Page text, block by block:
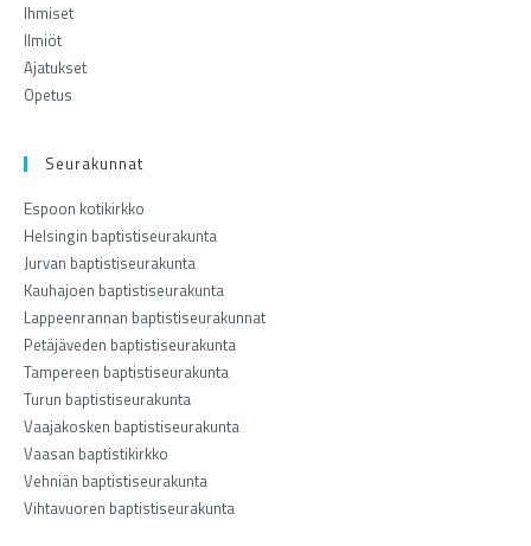
Ihmiset
Ilmiöt
Ajatukset
Opetus
Seurakunnat
Espoon kotikirkko
Helsingin baptistiseurakunta
Jurvan baptistiseurakunta
Kauhajoen baptistiseurakunta
Lappeenrannan baptistiseurakunnat
Petäjäveden baptistiseurakunta
Tampereen baptistiseurakunta
Turun baptistiseurakunta
Vaajakosken baptistiseurakunta
Vaasan baptistikirkko
Vehniän baptistiseurakunta
Vihtavuoren baptistiseurakunta